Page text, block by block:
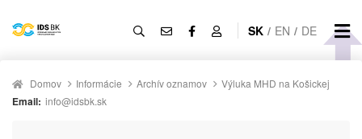
SK / EN / DE
Domov Informácie Archív oznamov Výluka MHD na Košickej
Email: info@idsbk.sk